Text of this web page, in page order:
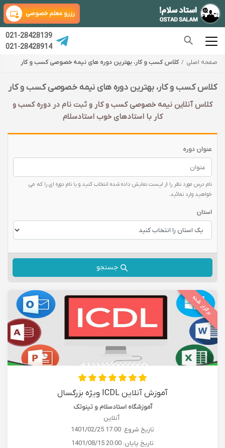
رزرو معلم خصوصی
021-28428139
021-28428914
صفحه اصلی کلاس کسب و کار، بهترین دوره های نیمه خصوصی کسب و کار
کلاس کسب و کار، بهترین دوره های نیمه خصوصی کسب و کار
کلاس آنلاین نیمه خصوصی کسب و کار و ثبت نام در دوره کسب و
کار با‌ استادهای خوب استادسلام
عنوان دوره
نام درس مورد نظر را از لیست نمایش داده شده انتخاب کنید و یا نام دوره ای را که می
خواهید وارد نمائید.
استان
جستجو
برگزار شده
آموزش آنلاین ICDL ویژه بزرگسال
آموزشگاه استادسلام و تینوتک
آنلاین
تاریخ شروع: 1401/02/25 17:00
تاریخ پایان: 1401/08/15 20:00